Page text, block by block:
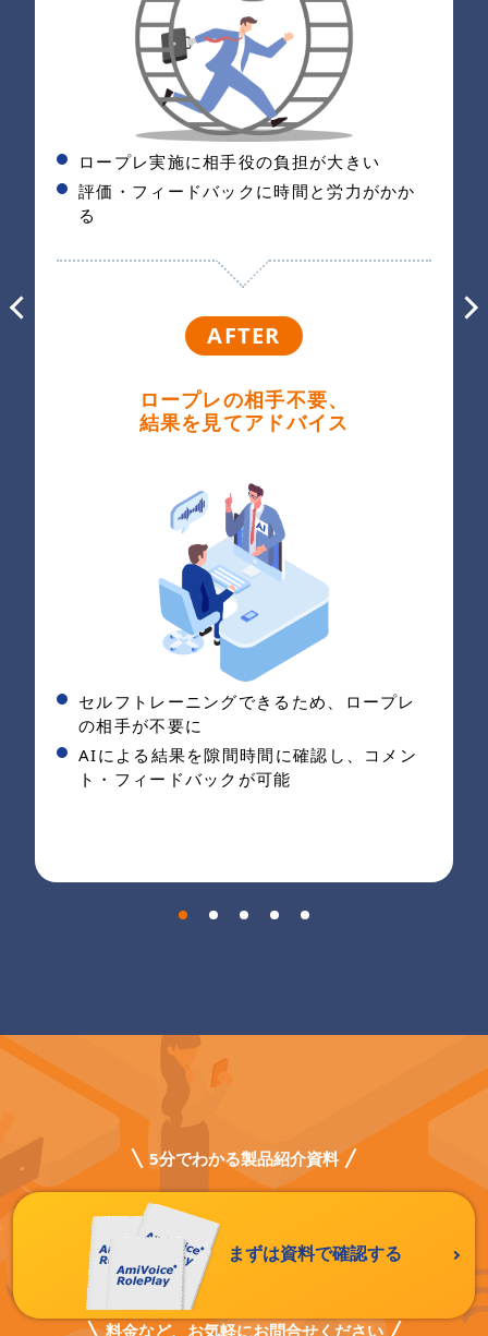
ロープレ実施に相手役の負担が大きい
評価・フィードバックに時間と労力がかか
る
AFTER
ロープレの相手不要、
結果を見てアドバイス
セルフトレーニングできるため、ロープレ
の相手が不要に
AIによる結果を隙間時間に確認し、コメン
ト・フィードバックが可能
5分でわかる製品紹介資料
まずは資料で確認する
料金など、お気軽にお問合せください